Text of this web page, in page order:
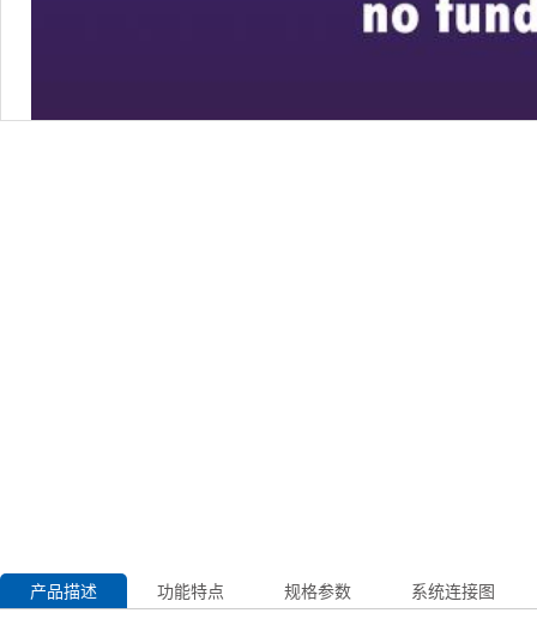
产品描述 功能特点 规格参数 系统连接图